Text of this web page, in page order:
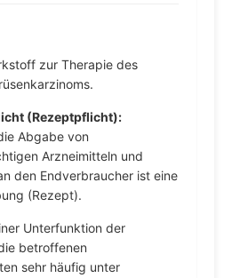
zur Therapie des
(Rezeptpflicht):
Abgabe von
Arzneimitteln und
den Endverbraucher ist eine
(Rezept).
Unterfunktion der
betroffenen
sehr häufig unter